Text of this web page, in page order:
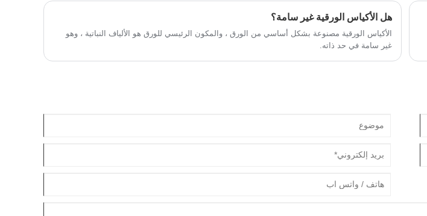
هل الأكياس الورقية غير سامة؟
الأكياس الورقية مصنوعة بشكل أساسي من الورق ، والمكون الرئيسي للورق هو الألياف النباتية ، وهو
غير سامة في حد ذاته.